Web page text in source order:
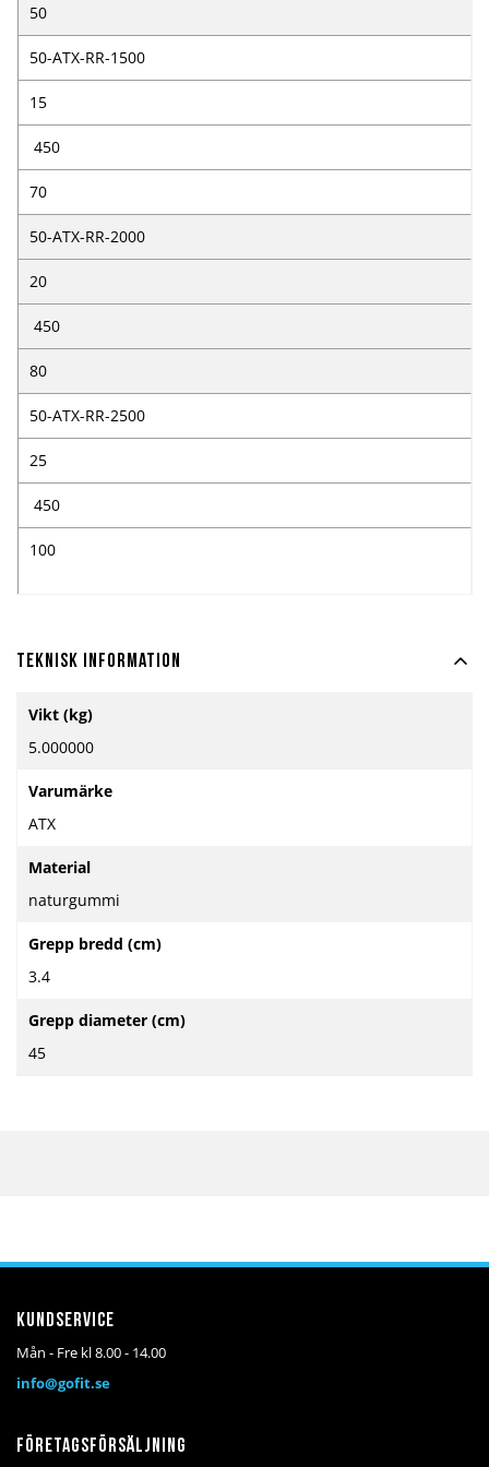
50
50-ATX-RR-1500
15
450
70
50-ATX-RR-2000
20
450
80
50-ATX-RR-2500
25
450
100
Teknisk information
information
Vikt (kg)
5.000000
Varumärke
ATX
Material
naturgummi
Grepp bredd (cm)
3.4
Grepp diameter (cm)
45
Kundservice
Mån - Fre kl 8.00 - 14.00
info@gofit.se
Företagsförsäljning